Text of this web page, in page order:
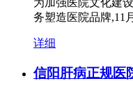
为加强医院文化建
务塑造医院品牌,11
详细
信阳肝病正规医